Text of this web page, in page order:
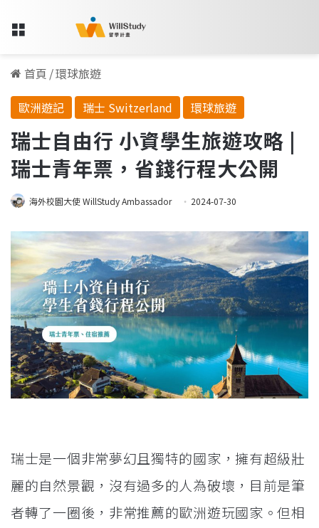
Menu
首頁 /環球旅遊
歐洲遊記
瑞士 Switzerland 環球旅遊
瑞士自由行 小資學生旅遊攻略 |
瑞士青年票，省錢行程大公開
海外校園大使 WillStudy Ambassador 2024-07-30
瑞士是一個非常夢幻且獨特的國家，擁有超級壯
麗的自然景觀，沒有過多的人為破壞，目前是筆
者轉了一圈後，非常推薦的歐洲遊玩國家。但相